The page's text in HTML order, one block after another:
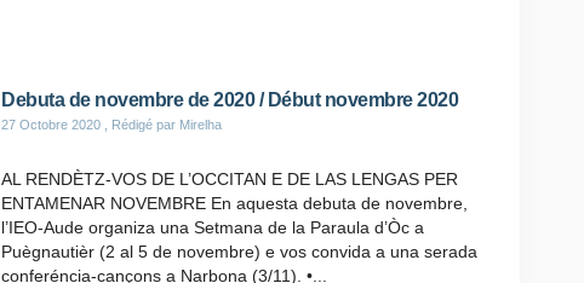
Debuta de novembre de 2020 / Début novembre 2020
27 Octobre 2020 , Rédigé par Mirelha
AL RENDÈTZ-VOS DE L’OCCITAN E DE LAS LENGAS PER
ENTAMENAR NOVEMBRE En aquesta debuta de novembre,
l’IEO-Aude organiza una Setmana de la Paraula d’Òc a
Puègnautièr (2 al 5 de novembre) e vos convida a una serada
conferéncia-cançons a Narbona (3/11). •...